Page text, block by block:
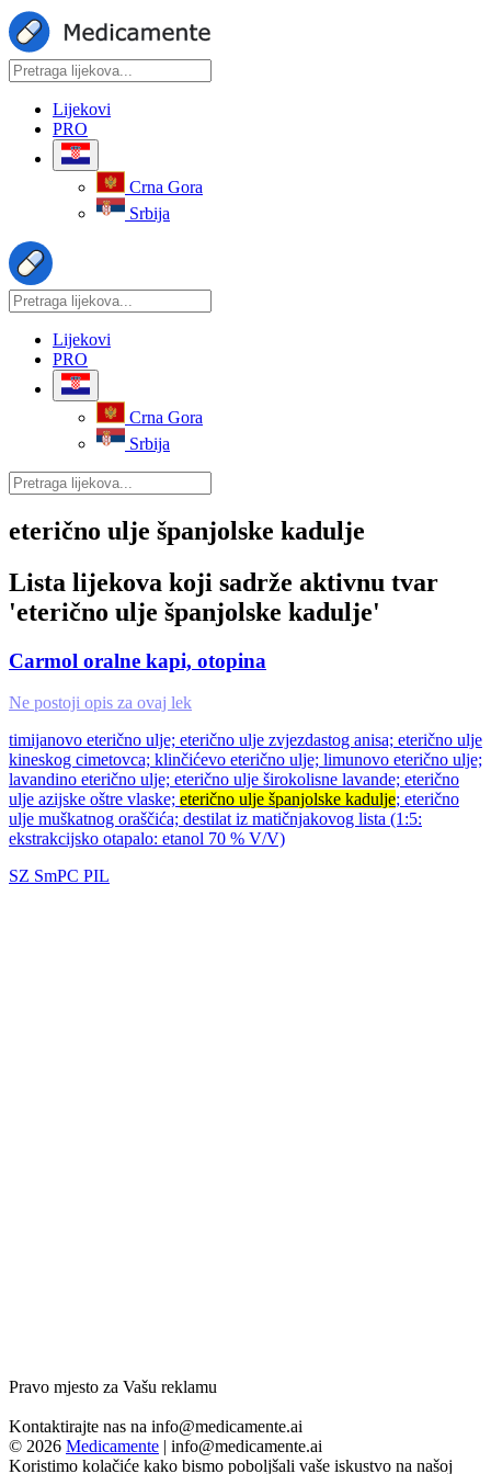
Lijekovi
PRO
Crna Gora
Srbija
Lijekovi
PRO
Crna Gora
Srbija
eterično ulje španjolske kadulje
Lista lijekova koji sadrže aktivnu tvar
'eterično ulje španjolske kadulje'
Carmol oralne kapi, otopina
Ne postoji opis za ovaj lek
timijanovo eterično ulje; eterično ulje zvjezdastog anisa; eterično ulje
kineskog cimetovca; klinčićevo eterično ulje; limunovo eterično ulje;
lavandino eterično ulje; eterično ulje širokolisne lavande; eterično
ulje azijske oštre vlaske; eterično ulje španjolske kadulje; eterično
ulje muškatnog oraščića; destilat iz matičnjakovog lista (1:5:
ekstrakcijsko otapalo: etanol 70 % V/V)
SZ SmPC PIL
Pravo mjesto za Vašu reklamu
Kontaktirajte nas na info@medicamente.ai
© 2026 Medicamente | info@medicamente.ai
Koristimo kolačiće kako bismo poboljšali vaše iskustvo na našoj